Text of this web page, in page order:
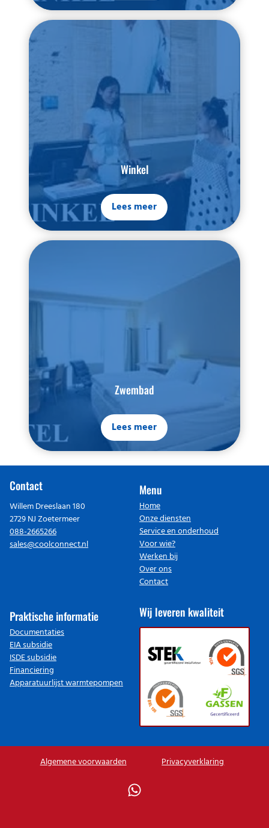
Winkel
Lees meer
Zwembad
Lees meer
Contact
Willem Dreeslaan 180
2729 NJ Zoetermeer
088-2665266
sales@coolconnect.nl
Menu
Home
Onze diensten
Service en onderhoud
Voor wie?
Werken bij
Over ons
Contact
Praktische informatie
Documentaties
EIA subsidie
ISDE subsidie
Financiering
Apparatuurlijst warmtepompen
Wij leveren kwaliteit
Algemene voorwaarden Privacyverklaring